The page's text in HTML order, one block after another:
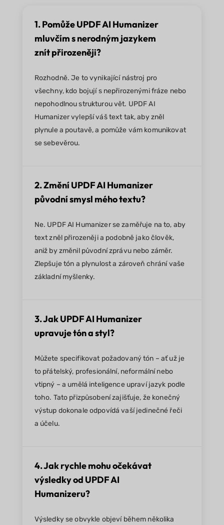
1. Pomůže UPDF AI Humanizer
mluvčím s nerodným jazykem
znít přirozeněji?
Rozhodně. Je to vynikající nástroj pro
všechny, kdo bojují s nepřirozenými fráze nebo
nepohodlnou strukturou vět. UPDF AI
Humanizer vylepší váš text tak, aby zněl
plynule a poutavě, a pomůže vám komunikovat
se sebevěrou.
2. Změní UPDF AI Humanizer
původní smysl mého textu?
Ne. UPDF AI Humanizer se zaměřuje na to, aby
text zněl přirozeněji a podobně jako člověk,
aniž by změnil původní zprávu nebo záměr.
Zlepšuje tón a plynulost a zároveň chrání vaše
základní myšlenky.
3. Jak UPDF AI Humanizer
upravuje tón a styl?
Můžete specifikovat požadovaný tón – ať už je
to přátelský, profesionální, neformální nebo
vtipný – a umělá inteligence upraví jazyk podle
toho. Tato přizpůsobení zajišťuje, že konečný
výstup dokonale odpovídá vaší jedinečné řeči
a účelu.
4. Jak rychle mohu očekávat
výsledky od UPDF AI
Humanizeru?
Výsledky se obvykle objeví během několika